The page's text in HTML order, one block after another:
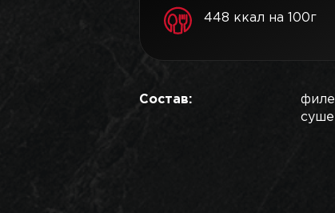
448 ккал на 100г
Состав:
филе